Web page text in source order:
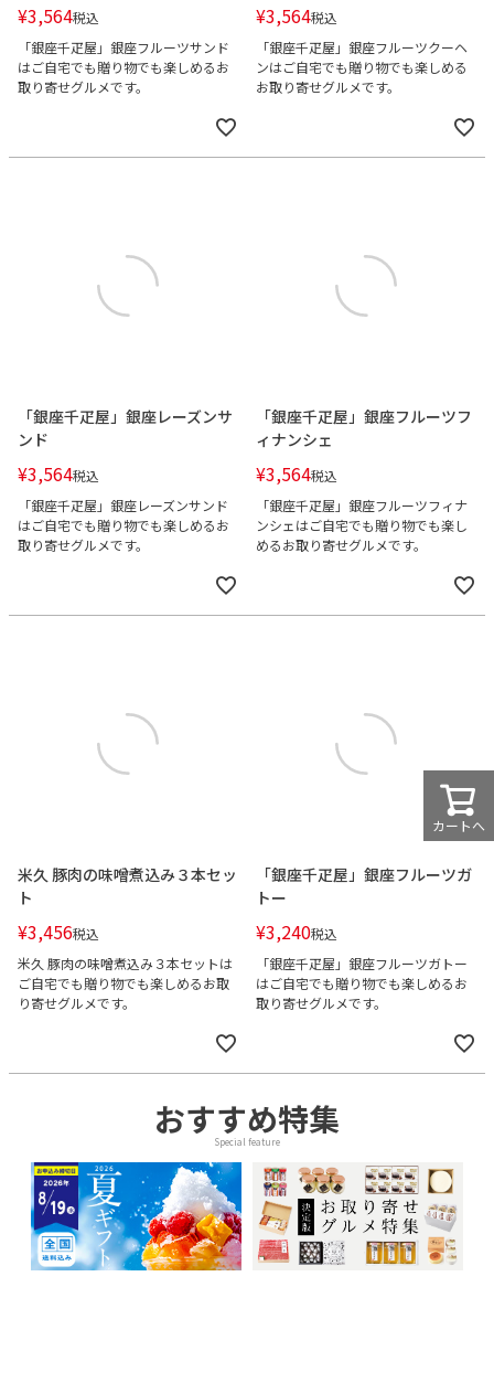
¥3,564税込
「銀座千疋屋」銀座フルーツサンド
はご自宅でも贈り物でも楽しめるお
取り寄せグルメです。
¥3,564税込
「銀座千疋屋」銀座フルーツクーヘ
ンはご自宅でも贈り物でも楽しめる
お取り寄せグルメです。
「銀座千疋屋」銀座レーズンサ
ンド
¥3,564税込
「銀座千疋屋」銀座レーズンサンド
はご自宅でも贈り物でも楽しめるお
取り寄せグルメです。
「銀座千疋屋」銀座フルーツフ
ィナンシェ
¥3,564税込
「銀座千疋屋」銀座フルーツフィナ
ンシェはご自宅でも贈り物でも楽し
めるお取り寄せグルメです。
米久 豚肉の味噌煮込み３本セッ
ト
¥3,456税込
米久 豚肉の味噌煮込み３本セットは
ご自宅でも贈り物でも楽しめるお取
り寄せグルメです。
「銀座千疋屋」銀座フルーツガ
トー
¥3,240税込
「銀座千疋屋」銀座フルーツガトー
はご自宅でも贈り物でも楽しめるお
取り寄せグルメです。
カートへ
おすすめ特集
Special feature